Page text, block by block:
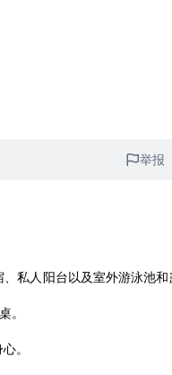
举报
私人阳台以及室外游泳池和
。
。